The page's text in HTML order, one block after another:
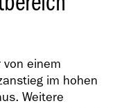
von einem
im hohen
Weitere